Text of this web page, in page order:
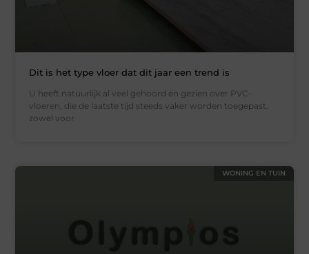
Dit is het type vloer dat dit jaar een trend is
U heeft natuurlijk al veel gehoord en gezien over PVC-
vloeren, die de laatste tijd steeds vaker worden toegepast,
zowel voor
WONING EN TUIN